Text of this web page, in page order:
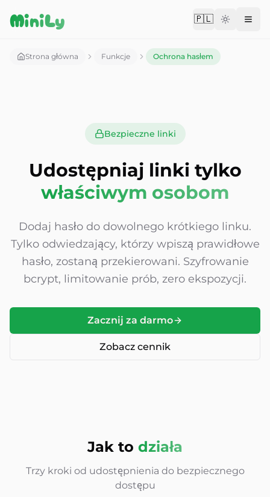
MiniLy 🇵🇱Change
Strona główna Funkcje Ochrona hasłem
Bezpieczne linki
Udostępniaj linki tylko
właściwym osobom
Dodaj hasło do dowolnego krótkiego linku.
Tylko odwiedzający, którzy wpiszą prawidłowe
hasło, zostaną przekierowani. Szyfrowanie
bcrypt, limitowanie prób, zero ekspozycji.
Zacznij za darmo
Zobacz cennik
Jak to działa
Trzy kroki od udostępnienia do bezpiecznego
dostępu